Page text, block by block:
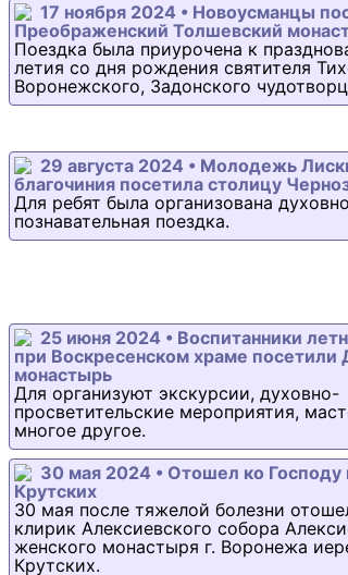
17 ноября 2024 • Новоусманцы
Преображенский Толшевский
Поездка была приурочена к
летия со дня рождения святителя
Воронежского, Задонского
29 августа 2024 • Молодежь
благочиния посетила столицу
Для ребят была организована
познавательная поездка.
25 июня 2024 • Воспитанники
при Воскресенском храме посетили
монастырь
Для организуют экскурсии, духовно-
просветительские мероприятия,
многое другое.
30 мая 2024 • Отошел ко Господу
Крутских
30 мая после тяжелой болезни
клирик Алексиевского собора
женского монастыря г. Воронежа
Крутских.